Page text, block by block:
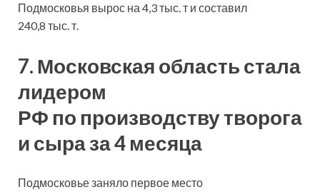
Подмосковья вырос на 4,3 тыс. т и составил
240,8 тыс. т.
7. Московская область стала
лидером
РФ по производству творога
и сыра за 4 месяца
Подмосковье заняло первое место